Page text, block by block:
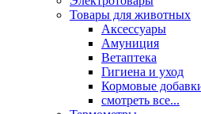
Товары для животных
Аксессуары
Амуниция
Ветаптека
Гигиена и уход
Кормовые
смотреть все...